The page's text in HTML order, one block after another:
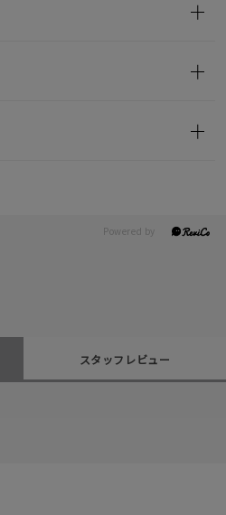
スタッフレビュー